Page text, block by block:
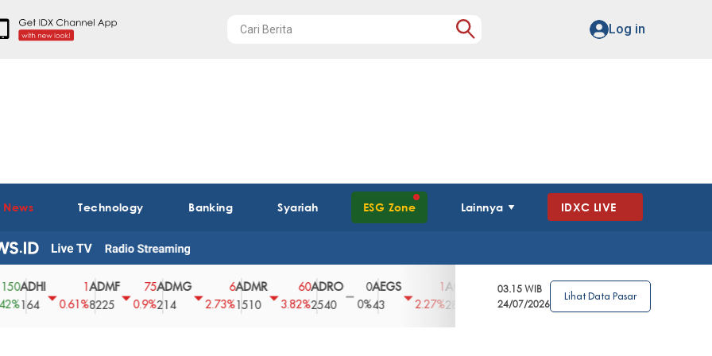
Log in
Technology Banking Syariah ESG Zone Lainnya IDXC LIVE
0.61%
ADMF
8225
75
0.9%
ADMG
214
2.73%
ADMR
1510
60
3.82%
ADRO
2540
0
0%
AEGS
2.27% 2850
3.39%
AGRO
148
4
2.63%
0%
03.15 WIB
24/07/2026
Lihat Data Pasar